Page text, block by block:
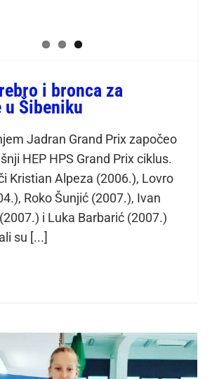
i bronca za
u Šibeniku
Jadran Grand Prix započeo
HEP HPS Grand Prix ciklus.
Kristian Alpeza (2006.), Lovro
Roko Šunjić (2007.), Ivan
i Luka Barbarić (2007.)
su [...]